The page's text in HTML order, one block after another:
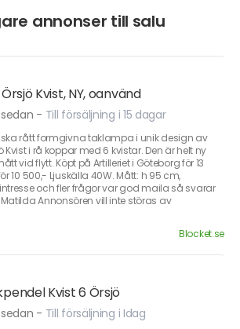
annonser till salu
Kvist, NY, oanvänd
- Till försäljning i 15 dagar
rått formgivna taklampa i unik design av
Kvist i rå koppar med 6 kvistar. Den är helt ny
vid flytt. Köpt på Artilleriet i Göteborg för 13
10 500,- Ljuskälla 40W. Mått: h 95 cm,
och fler frågor var god maila så svarar
Annonsören vill inte störas av
Blocket.se
Kvist 6 Örsjö
- Till försäljning i Idag